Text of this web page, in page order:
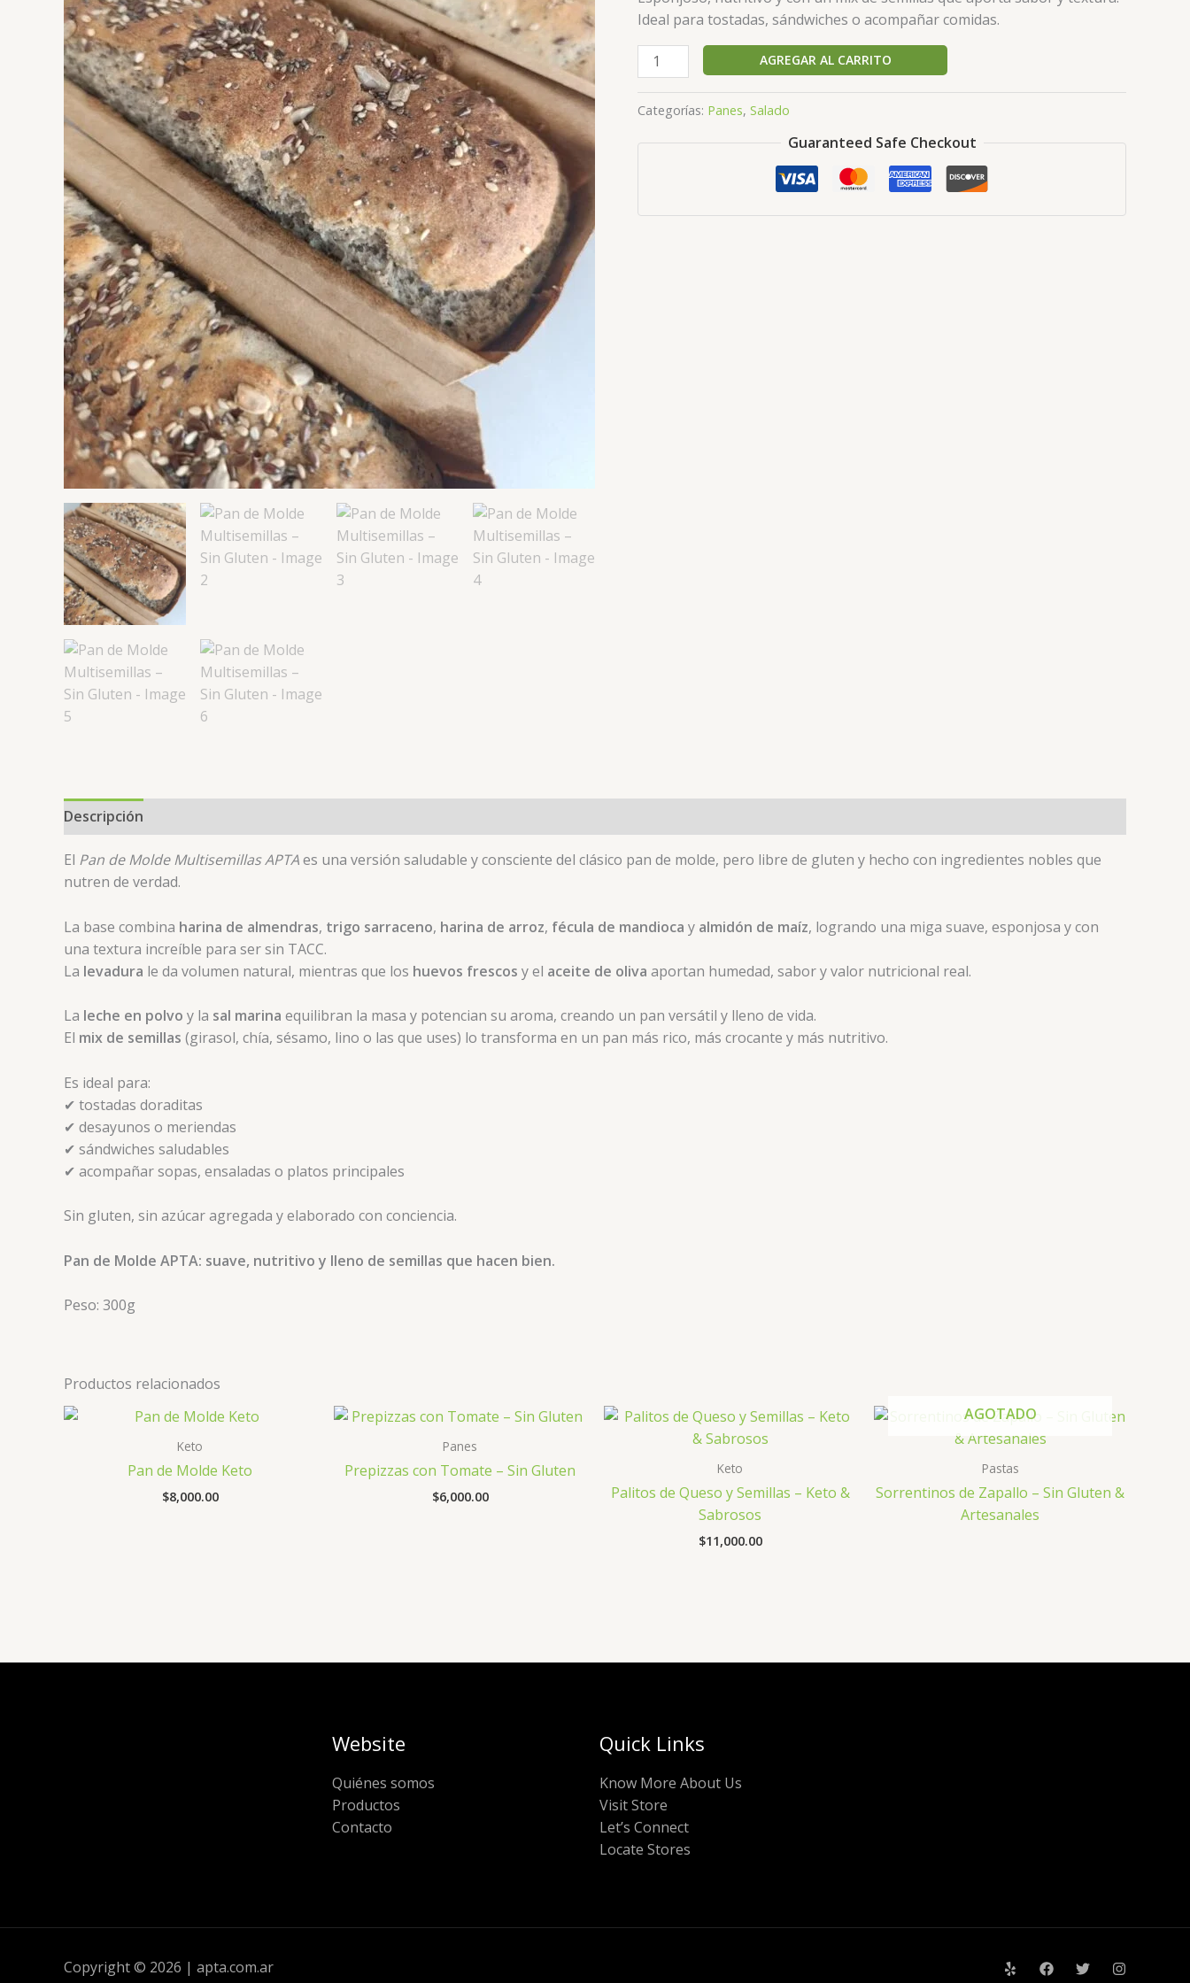
Ideal para tostadas, sándwiches o acompañar comidas.
Pan
de
Molde
Multisemillas
–
cantidad
AGREGAR AL CARRITO
Categorías: Panes, Salado
Guaranteed Safe Checkout
Descripción
El Pan de Molde Multisemillas APTAes una versión saludable y consciente del clásico pan de molde, pero libre de gluten y hecho con ingredientes nobles que
nutren de verdad.
La base combina harina de almendras, trigo sarraceno, harina de arroz, fécula de mandioca y almidón de maíz, logrando una miga suave, esponjosa y con
una textura increíble para ser sin TACC.
La levadura le da volumen natural, mientras que los huevos frescos y el aceite de oliva aportan humedad, sabor y valor nutricional real.
La leche en polvo y la sal marina equilibran la masa y potencian su aroma, creando un pan versátil y lleno de vida.
El mix de semillas (girasol, chía, sésamo, lino o las que uses) lo transforma en un pan más rico, más crocante y más nutritivo.
Es ideal para:
✔ tostadas doraditas
✔ desayunos o meriendas
✔ sándwiches saludables
✔ acompañar sopas, ensaladas o platos principales
Sin gluten, sin azúcar agregada y elaborado con conciencia.
Pan de Molde APTA: suave, nutritivo y lleno de semillas que hacen bien.
Peso: 300g
Productos relacionados
Keto
Pan de Molde Keto
$8,000.00
Panes
Prepizzas con Tomate – Sin Gluten
$6,000.00
Keto
Palitos de Queso y Semillas – Keto &
Sabrosos
$11,000.00
AGOTADO
Pastas
Sorrentinos de Zapallo – Sin Gluten &
Artesanales
Website
Quiénes somos
Productos
Contacto
Quick Links
Know More About Us
Visit Store
Let’s Connect
Locate Stores
Copyright © 2026 | apta.com.ar